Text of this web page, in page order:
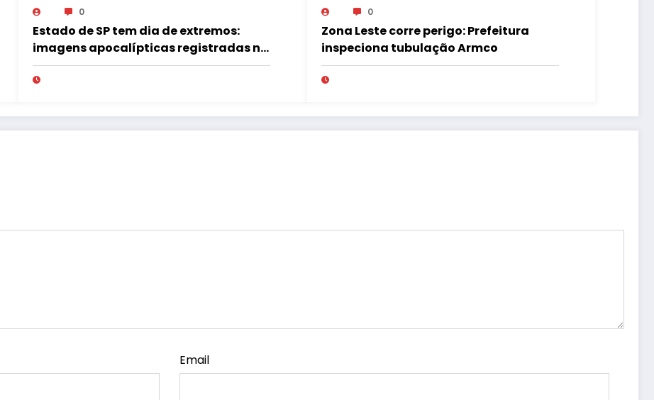
0
Estado de SP tem dia de extremos:
imagens apocalípticas registradas na
região
0
Zona Leste corre perigo: Prefeitura
inspeciona tubulação Armco
Email